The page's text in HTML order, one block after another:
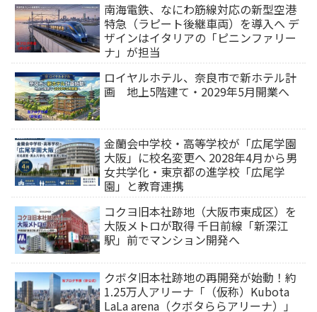
南海電鉄、なにわ筋線対応の新型空港
特急（ラピート後継車両）を導入へ デ
ザインはイタリアの「ピニンファリー
ナ」が担当
ロイヤルホテル、奈良市で新ホテル計
画 地上5階建て・2029年5月開業へ
金蘭会中学校・高等学校が「広尾学園
大阪」に校名変更へ 2028年4月から男
女共学化・東京都の進学校「広尾学
園」と教育連携
コクヨ旧本社跡地（大阪市東成区）を
大阪メトロが取得 千日前線「新深江
駅」前でマンション開発へ
クボタ旧本社跡地の再開発が始動！約
1.25万人アリーナ「（仮称）Kubota
LaLa arena（クボタららアリーナ）」